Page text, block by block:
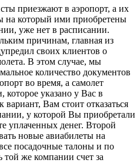
приезжают в аэропорт, а их
на который ими приобретены
уже нет в расписании.
причинам, главная из
своих клиентов о
В этом случае, мы
количество документов
во время, а самолет
которое указано у Вас в
вариант, Вам стоит отказаться
у которой Вы приобретали
уплаченных денег. Второй
новые авиабилеты на
посадочные талоны и по
той же компании счет за